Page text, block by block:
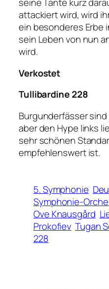
seine Tante kurz
attackiert wird, wird
ein besonderes Erbe
sein Leben von nun
wird.
Verkostet
Tullibardine 228
Burgunderfässer
aber den Hype links
sehr schönen
empfehlenswert ist.
5. Symphonie
Symphonie-
Ove Knausgård
Prokofiev Tugan
228